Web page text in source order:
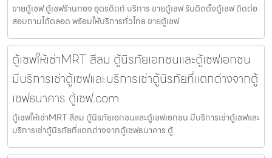
ขายตู้เซฟ ตู้เซฟร้านทอง อุตรดิตถ์ บริการ ขายตู้เซฟ รับติดตั้งตู้เซฟ ติดต่อ
สอบถามได้ตลอด พร้อมให้บริการทั่วไทย ขายตู้เซฟ
ตู้เซฟให้เช่าMRT สีลม ตู้นิรภัยเอกชนและตู้เซฟเอกชน
มีบริการเช่าตู้เซฟและบริการเช่าตู้นิรภัยที่แตกต่างจากตู้
เซฟธนาคาร ตู้เซฟ.com
ตู้เซฟให้เช่าMRT สีลม ตู้นิรภัยเอกชนและตู้เซฟเอกชน มีบริการเช่าตู้เซฟและ
บริการเช่าตู้นิรภัยที่แตกต่างจากตู้เซฟธนาคาร ตู้